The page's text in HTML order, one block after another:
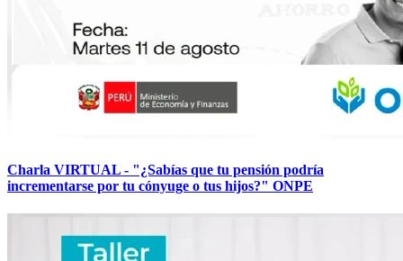
Charla VIRTUAL - "¿Sabías que tu pensión podría
incrementarse por tu cónyuge o tus hijos?" ONPE